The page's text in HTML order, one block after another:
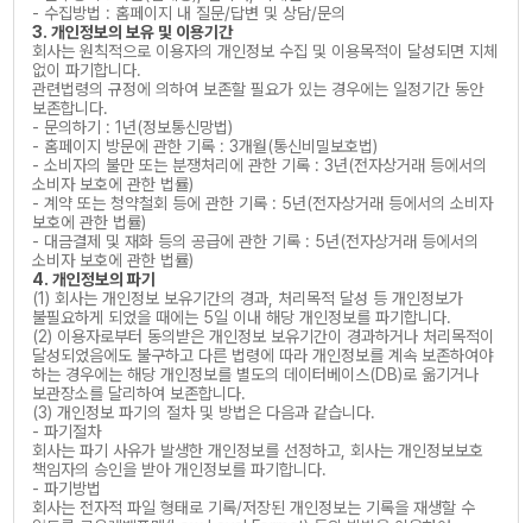
- 수집방법 : 홈페이지 내 질문/답변 및 상담/문의
3. 개인정보의 보유 및 이용기간
회사는 원칙적으로 이용자의 개인정보 수집 및 이용목적이 달성되면 지체
없이 파기합니다.
관련법령의 규정에 의하여 보존할 필요가 있는 경우에는 일정기간 동안
보존합니다.
- 문의하기 : 1년(정보통신망법)
- 홈페이지 방문에 관한 기록 : 3개월(통신비밀보호법)
- 소비자의 불만 또는 분쟁처리에 관한 기록 : 3년(전자상거래 등에서의
소비자 보호에 관한 법률)
- 계약 또는 청약철회 등에 관한 기록 : 5년(전자상거래 등에서의 소비자
보호에 관한 법률)
- 대금결제 및 재화 등의 공급에 관한 기록 : 5년(전자상거래 등에서의
소비자 보호에 관한 법률)
4. 개인정보의 파기
(1) 회사는 개인정보 보유기간의 경과, 처리목적 달성 등 개인정보가
불필요하게 되었을 때에는 5일 이내 해당 개인정보를 파기합니다.
(2) 이용자로부터 동의받은 개인정보 보유기간이 경과하거나 처리목적이
달성되었음에도 불구하고 다른 법령에 따라 개인정보를 계속 보존하여야
하는 경우에는 해당 개인정보를 별도의 데이터베이스(DB)로 옮기거나
보관장소를 달리하여 보존합니다.
(3) 개인정보 파기의 절차 및 방법은 다음과 같습니다.
- 파기절차
회사는 파기 사유가 발생한 개인정보를 선정하고, 회사는 개인정보보호
책임자의 승인을 받아 개인정보를 파기합니다.
- 파기방법
회사는 전자적 파일 형태로 기록/저장된 개인정보는 기록을 재생할 수